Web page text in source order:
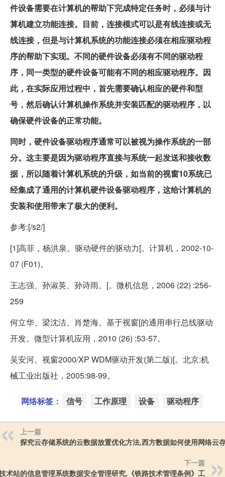
件设备需要在计算机的帮助下完成特定任务时，必须与计
算机建立功能连接。目前，连接模式可以是有线连接或无
线连接，但是与计算机系统的功能连接必须在相应驱动程
序的帮助下实现。不同的硬件设备必须有不同的驱动程
序，同一类型的硬件设备可能有不同的相应驱动程序。因
此，在实际应用过程中，首先需要确认相应的硬件和型
号，然后确认计算机操作系统并安装匹配的驱动程序，以
确保硬件设备的正常功能。
同时，硬件设备驱动程序通常可以被视为操作系统的一部
分。这主要是因为驱动程序直接与系统一起发送和接收数
据，所以随着计算机系统的升级，如当前的视窗10系统已
经集成了通用的计算机硬件设备驱动程序，这给计算机的
安装和使用带来了极大的便利。
参考:[/s2/]
[1]高菲，杨洪泉。驱动硬件的驱动力[。计算机，2002-10-
07 (F01)。
王志强、孙淑英、孙诗雨。[。微机信息，2006 (22) :256-
259
何立华、梁沈洁、肖楚海。基于视窗[的通用串行总线驱动
开发。微型计算机应用，2010 (26) :53-57。
吴安河。视窗2000/XP WDM驱动开发(第二版)[。北京:机
械工业出版社，2005:98-99。
网络标签： 信号 工作原理 设备 驱动程序
上一篇
探究云存储系统的云数据放置优化方法,西方数据如何使用网络云
下一篇
术站的信息管理系统数据安全管理研究,《铁路技术管理条例》工